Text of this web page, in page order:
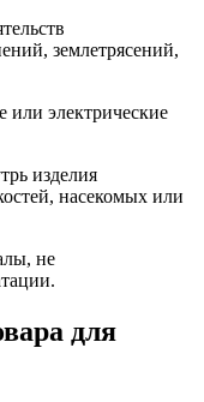
землетрясений,
или электрические
изделия
насекомых или
не
для